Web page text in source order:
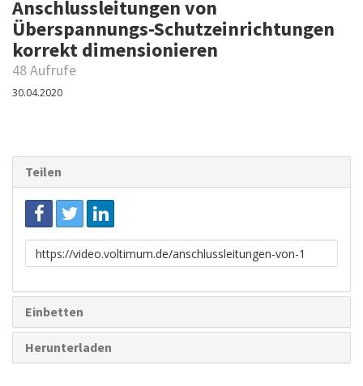
Anschlussleitungen von
Überspannungs-Schutzeinrichtungen
korrekt dimensionieren
48 Aufrufe
30.04.2020
Teilen
Link
zum
Einbetten
Herunterladen